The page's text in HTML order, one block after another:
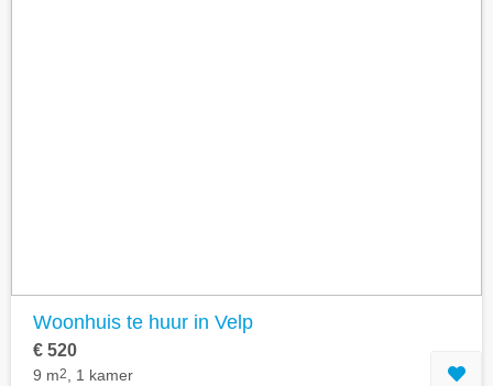
Woonhuis te huur in Velp
€ 520
9 m2 , 1 kamer